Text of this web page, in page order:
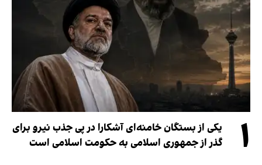
۱
یکی از بستگان خامنه‌ای آشکارا در پی جذب نیرو برای
گذر از جمهوری اسلامی به حکومت اسلامی است